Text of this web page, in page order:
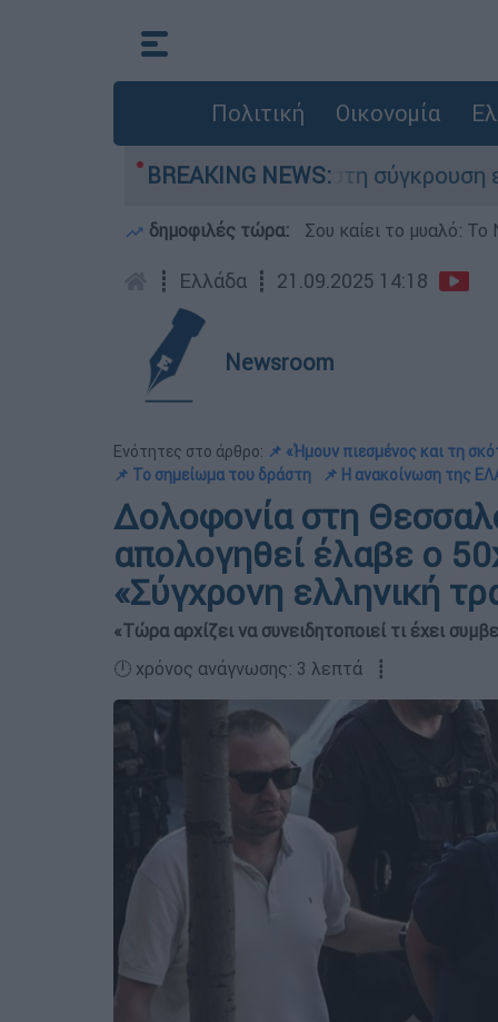
Πολιτική Οικονομία
BREAKING NEWS:
έχασε τη ζωή του στη σύγκρουση
δημοφιλές τώρα: Σου καίει το μυαλό:
┋ Ελλάδα ┋ 21.09.2025 14:18
Newsroom
Ενότητες στο άρθρο: 📌 «Ήμουν πιεσμένος και τη
📌 Το σημείωμα του δράστη
📌 Η ανακοίνωση της
Δολοφονία στη
απολογηθεί έλαβε ο
«Σύγχρονη ελληνική
«Τώρα αρχίζει να συνειδητοποιεί τι έχει
🕛 χρόνος ανάγνωσης: 3 λεπτά ┋